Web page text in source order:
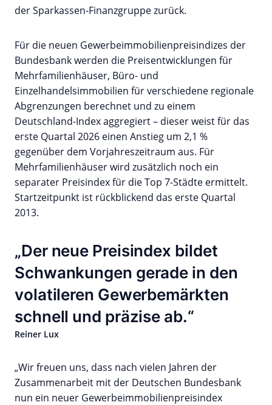
der Sparkassen-Finanzgruppe zurück.
Für die neuen Gewerbeimmobilienpreisindizes der
Bundesbank werden die Preisentwicklungen für
Mehrfamilienhäuser, Büro- und
Einzelhandelsimmobilien für verschiedene regionale
Abgrenzungen berechnet und zu einem
Deutschland-Index aggregiert – dieser weist für das
erste Quartal 2026 einen Anstieg um 2,1 %
gegenüber dem Vorjahreszeitraum aus. Für
Mehrfamilienhäuser wird zusätzlich noch ein
separater Preisindex für die Top 7-Städte ermittelt.
Startzeitpunkt ist rückblickend das erste Quartal
2013.
Der neue Preisindex bildet
Schwankungen gerade in den
volatileren Gewerbemärkten
schnell und präzise ab.
Reiner Lux
„Wir freuen uns, dass nach vielen Jahren der
Zusammenarbeit mit der Deutschen Bundesbank
nun ein neuer Gewerbeimmobilienpreisindex